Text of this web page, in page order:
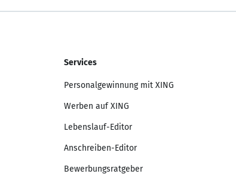
Services
Personalgewinnung mit XING
Werben auf XING
Lebenslauf-Editor
Anschreiben-Editor
Bewerbungsratgeber